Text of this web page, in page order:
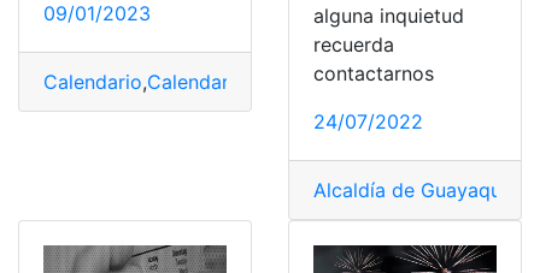
09/01/2023
Calendario,Calendario de feriados,Descanso
alguna inquietud
recuerda
contactarnos
24/07/2022
Alcaldía de Guayaquil